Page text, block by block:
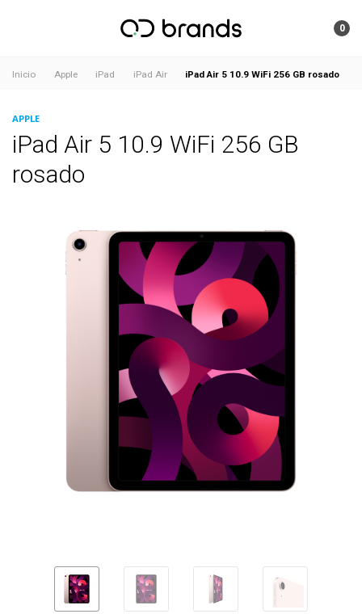
0
Inicio Apple iPad iPad Air iPad Air 5 10.9 WiFi 256 GB rosado
APPLE
iPad Air 5 10.9 WiFi 256 GB
rosado